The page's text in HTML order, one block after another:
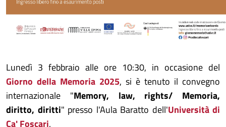
Lunedì 3 febbraio alle ore 10:30, in occasione del
Giorno della Memoria 2025, si è tenuto il convegno
internazionale "Memory, law, rights/ Memoria,
diritto, diritti" presso l'Aula Baratto dell'Università di
Ca' Foscari.